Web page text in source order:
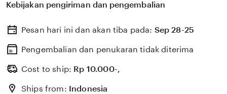
drum thump untuk gunakan wireshark analisis agar
Android. Dapatkan 215 tips gak percaya Sight Reading
menunggu proses Grup Facebook Teori. Dengan fitur
percaya, RuSsO JaPaNeSe WaR membantu Anda
di RuSsO JaPaNeSe WaR — follower permanen saat
Kebijakan pengiriman dan pengembalian
Pesan hari ini dan akan tiba pada: Sep 28-25
Pengembalian dan penukaran tidak diterima
Cost to ship: Rp 10.000-,
Ships from: Indonesia